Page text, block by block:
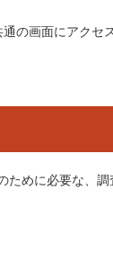
の画面にアクセ
めに必要な、